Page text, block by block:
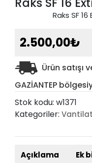
Raks SF
2.500,00₺
Ürün satışı
GAZİANTEP
Stok kodu: w1371
Kategoriler:
Açıklama Ek